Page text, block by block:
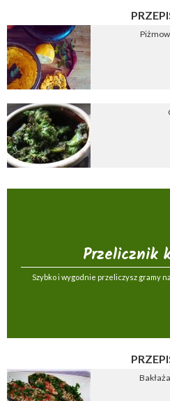
Przelicznik
Szybko i wygodnie przeliczysz gramy